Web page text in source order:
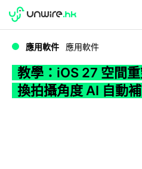
WWDC 2026
應用軟件 應用軟件
教學：iOS 27 空間
換拍攝角度 AI 自動